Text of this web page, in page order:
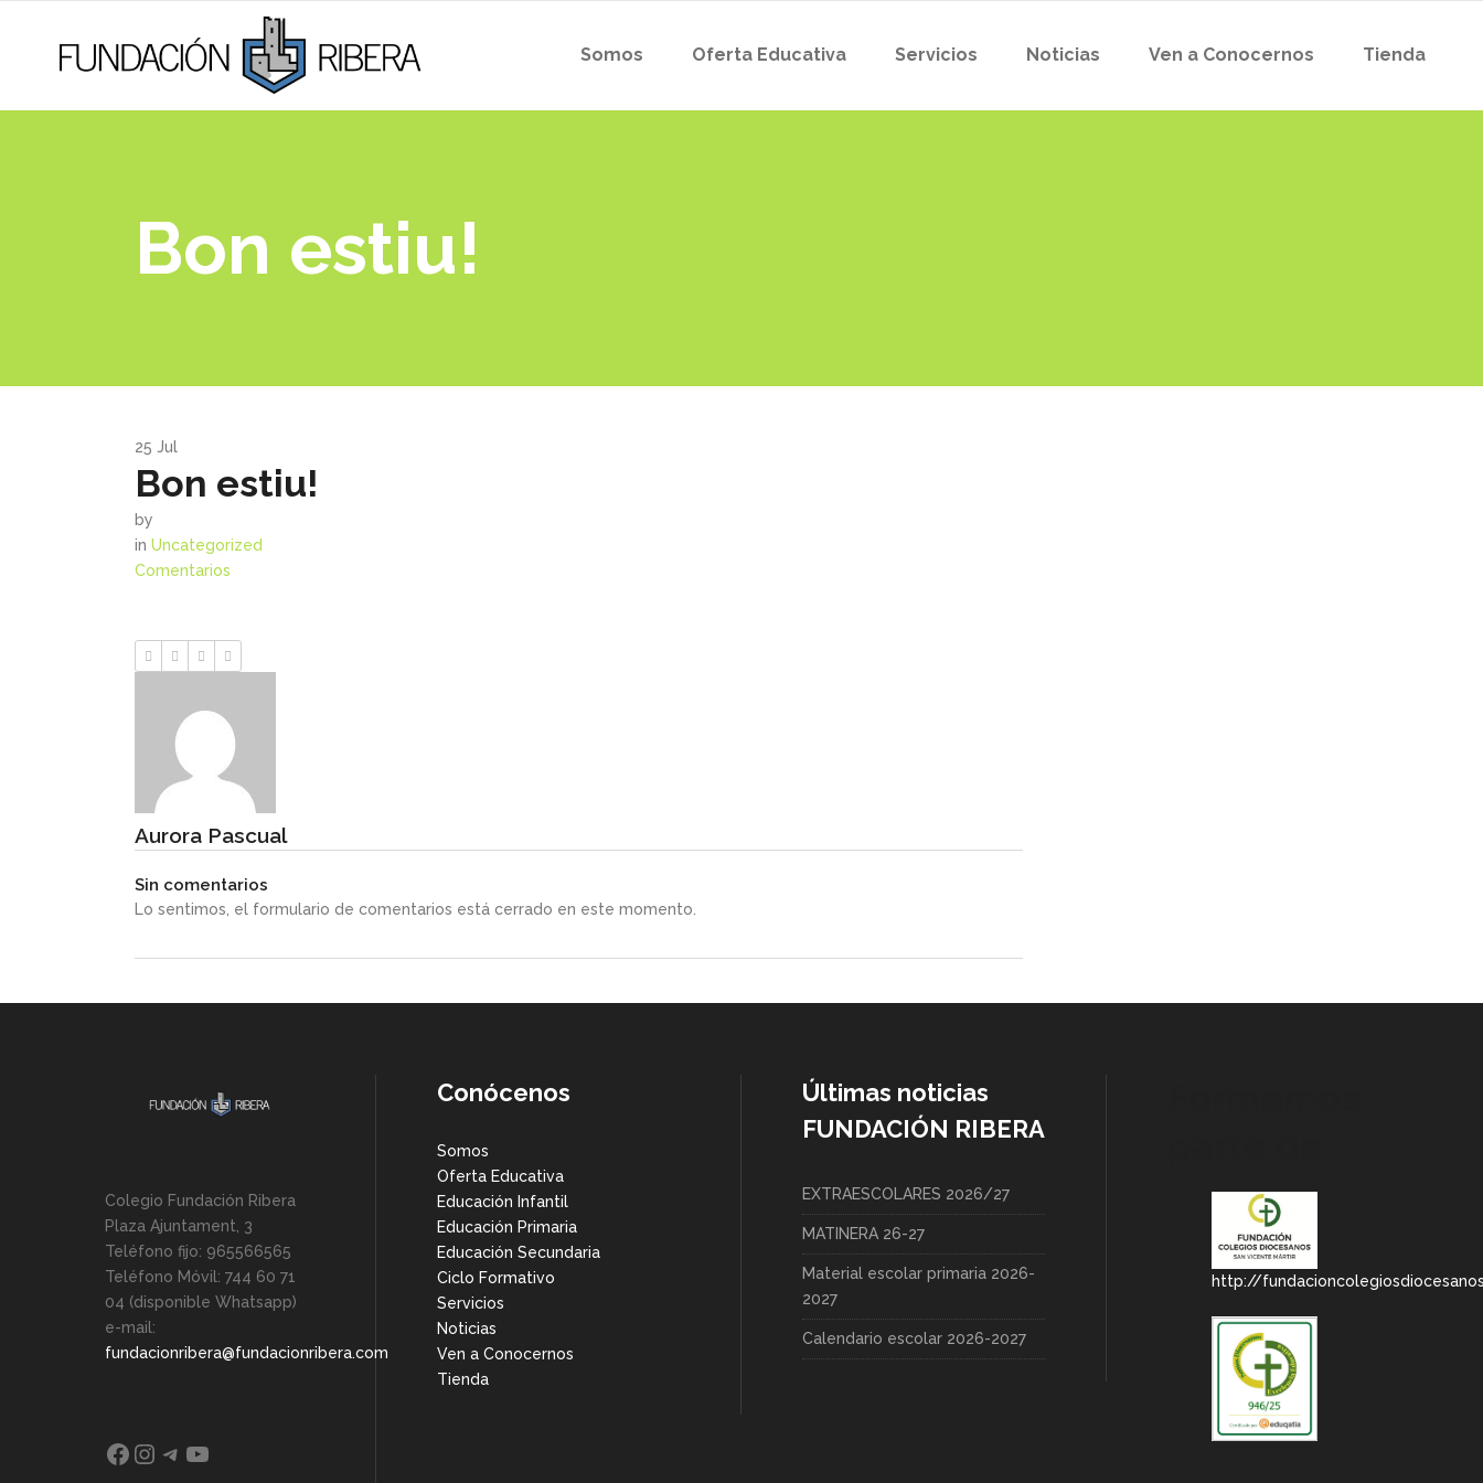
Somos Oferta Educativa Servicios Noticias Ven a Conocernos Tienda
Bon estiu!
25 Jul
Bon estiu!
by
in Uncategorized
Comentarios
Aurora Pascual
Sin comentarios
Lo sentimos, el formulario de comentarios está cerrado en este momento.
Colegio Fundación Ribera
Plaza Ajuntament, 3
Teléfono fijo: 965566565
Teléfono Móvil: 744 60 71
04 (disponible Whatsapp)
e-mail:
fundacionribera@fundacionribera.com
Facebook
Instagram
Telegram
YouTube
Conócenos
Somos
Oferta Educativa
Educación Infantil
Educación Primaria
Educación Secundaria
Ciclo Formativo
Servicios
Noticias
Ven a Conocernos
Tienda
Últimas noticias
FUNDACIÓN RIBERA
EXTRAESCOLARES 2026/27
MATINERA 26-27
Material escolar primaria 2026-
2027
Calendario escolar 2026-2027
http://